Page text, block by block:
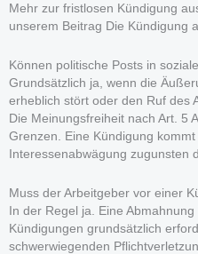
Mehr zur fristlosen Kündigung
unserem Beitrag Die Kündigung
Können politische Posts in
Grundsätzlich ja, wenn die
erheblich stört oder den Ruf des
Die Meinungsfreiheit nach Art. 5
Grenzen. Eine Kündigung
Interessenabwägung zugunsten
Muss der Arbeitgeber vor einer
In der Regel ja. Eine
Kündigungen grundsätzlich
schwerwiegenden